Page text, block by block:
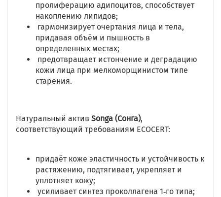
пролиферацию адипоцитов, способствует
накоплению липидов;
гармонизирует очертания лица и тела,
придавая объём и пышность в
определенных местах;
предотвращает истончение и деградацию
кожи лица при мелкоморщинистом типе
старения.
Натуральный актив Songa (Сонга),
соответствующий требованиям ECOCERT:
придаёт коже эластичность и устойчивость к
растяжению, подтягивает, укрепляет и
уплотняет кожу;
усиливает синтез проколлагена 1‑го типа;